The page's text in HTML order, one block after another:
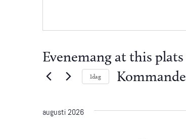
Evenemang at this plats
Idag Kommande
datum.
augusti 2026